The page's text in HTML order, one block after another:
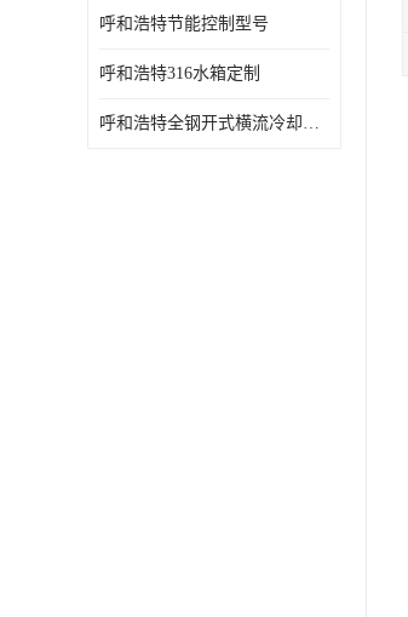
呼和浩特节能控制型号
呼和浩特316水箱定制
呼和浩特全钢开式横流冷却塔型号